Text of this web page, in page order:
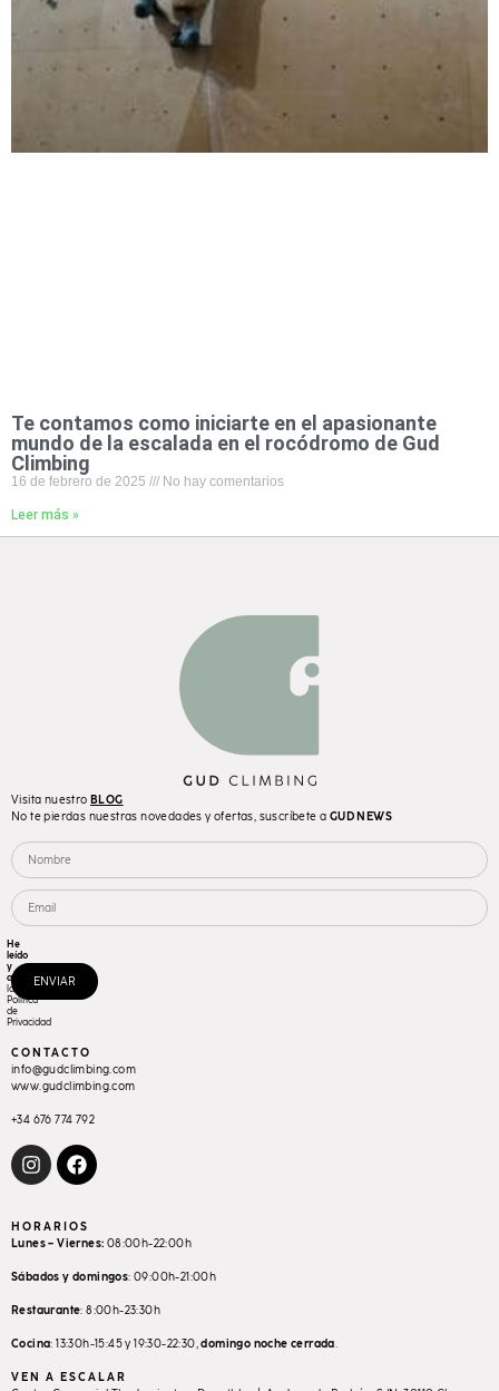
Te contamos como iniciarte en el apasionante
mundo de la escalada en el rocódromo de Gud
Climbing
16 de febrero de 2025 No hay comentarios
Leer más »
Visita nuestro BLOG
No te pierdas nuestras novedades y ofertas, suscríbete a GUD NEWS
He
leído
y
acepto
la
Política
de
Privacidad
ENVIAR
CONTACTO
info@gudclimbing.com
www.gudclimbing.com
+34 676 774 792
HORARIOS
Lunes – Viernes: 08:00h-22:00h
Sábados y domingos: 09:00h-21:00h
Restaurante: 8:00h-23:30h
Cocina: 13:30h-15:45 y 19:30-22:30,domingo noche cerrada.
VEN A ESCALAR